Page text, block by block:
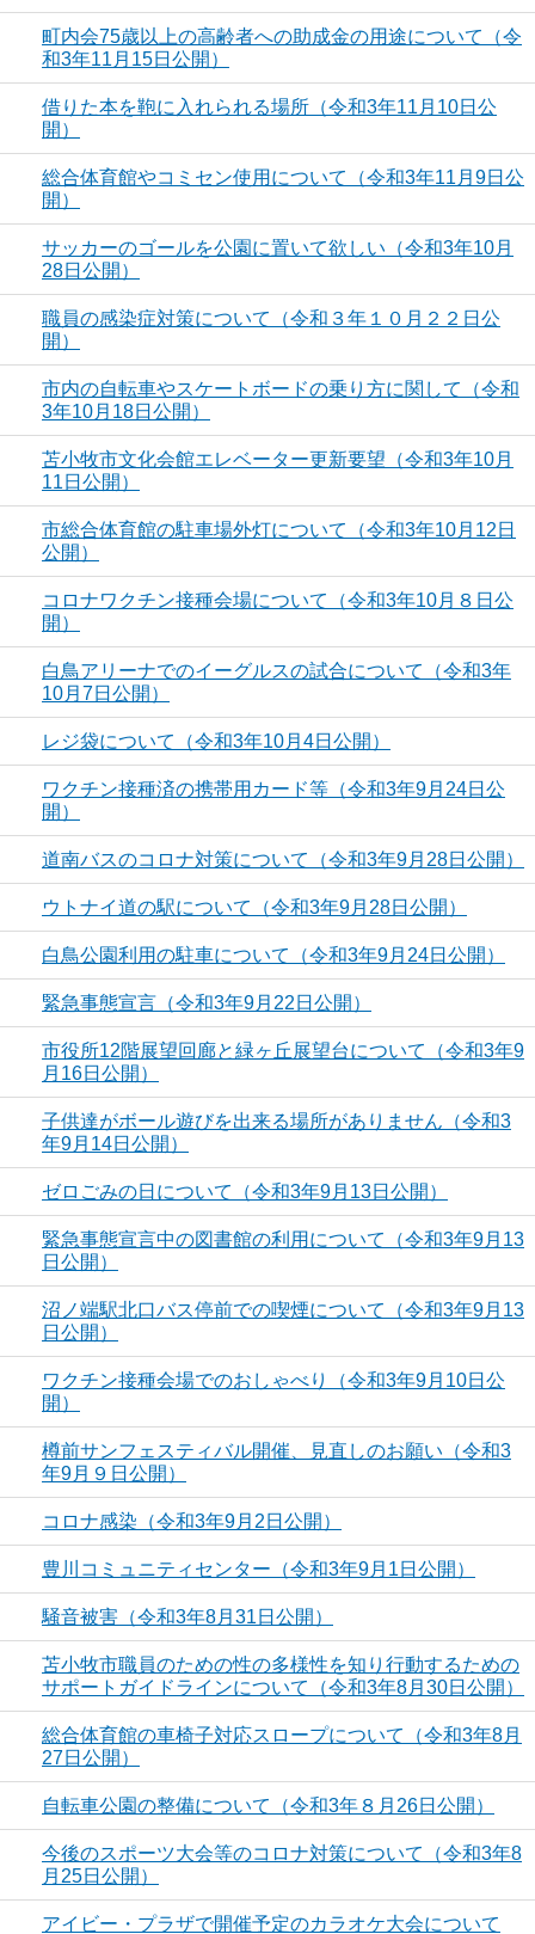
町内会75歳以上の高齢者への助成金の用途について（令
和3年11月15日公開）
借りた本を鞄に入れられる場所（令和3年11月10日公
開）
総合体育館やコミセン使用について（令和3年11月9日公
開）
サッカーのゴールを公園に置いて欲しい（令和3年10月
28日公開）
職員の感染症対策について（令和３年１０月２２日公
開）
市内の自転車やスケートボードの乗り方に関して（令和
3年10月18日公開）
苫小牧市文化会館エレベーター更新要望（令和3年10月
11日公開）
市総合体育館の駐車場外灯について（令和3年10月12日
公開）
コロナワクチン接種会場について（令和3年10月８日公
開）
白鳥アリーナでのイーグルスの試合について（令和3年
10月7日公開）
レジ袋について（令和3年10月4日公開）
ワクチン接種済の携帯用カード等（令和3年9月24日公
開）
道南バスのコロナ対策について（令和3年9月28日公開）
ウトナイ道の駅について（令和3年9月28日公開）
白鳥公園利用の駐車について（令和3年9月24日公開）
緊急事態宣言（令和3年9月22日公開）
市役所12階展望回廊と緑ヶ丘展望台について（令和3年9
月16日公開）
子供達がボール遊びを出来る場所がありません（令和3
年9月14日公開）
ゼロごみの日について（令和3年9月13日公開）
緊急事態宣言中の図書館の利用について（令和3年9月13
日公開）
沼ノ端駅北口バス停前での喫煙について（令和3年9月13
日公開）
ワクチン接種会場でのおしゃべり（令和3年9月10日公
開）
樽前サンフェスティバル開催、見直しのお願い（令和3
年9月９日公開）
コロナ感染（令和3年9月2日公開）
豊川コミュニティセンター（令和3年9月1日公開）
騒音被害（令和3年8月31日公開）
苫小牧市職員のための性の多様性を知り行動するための
サポートガイドラインについて（令和3年8月30日公開）
総合体育館の車椅子対応スロープについて（令和3年8月
27日公開）
自転車公園の整備について（令和3年８月26日公開）
今後のスポーツ大会等のコロナ対策について（令和3年8
月25日公開）
アイビー・プラザで開催予定のカラオケ大会について